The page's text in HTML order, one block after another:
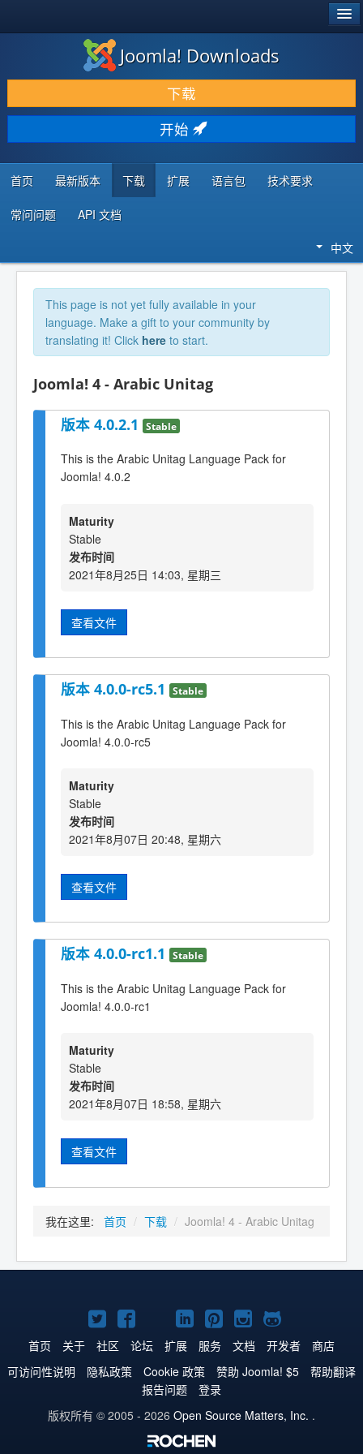
下载 & 扩展
发现 & 学习
社区 & 支持
开发者资源
Joomla! Downloads
下载
开始
首页 最新版本 下载 扩展 语言包 技术要求
常问问题 API 文档
中文
This page is not yet fully available in your
language. Make a gift to your community by
translating it! Click here to start.
Joomla! 4 - Arabic Unitag
版本 4.0.2.1 Stable
This is the Arabic Unitag Language Pack for
Joomla! 4.0.2
Maturity
Stable
发布时间
2021年8月25日 14:03, 星期三
查看文件
版本 4.0.0-rc5.1 Stable
This is the Arabic Unitag Language Pack for
Joomla! 4.0.0-rc5
Maturity
Stable
发布时间
2021年8月07日 20:48, 星期六
查看文件
版本 4.0.0-rc1.1 Stable
This is the Arabic Unitag Language Pack for
Joomla! 4.0.0-rc1
Maturity
Stable
发布时间
2021年8月07日 18:58, 星期六
查看文件
我在这里: 首页 / 下载 / Joomla! 4 - Arabic Unitag
Twitter
主
页
Facebook
主
页
YouTube
主
页
LinkedIn
主
页
Pinterest
主
页
Instagram
主
页
GitHub
主
页
首页 关于 社区 论坛 扩展 服务 文档 开发者
商店
可访问性说明
隐私政策 Cookie 政策 赞助 Joomla! $5
帮助翻译
报告问题
登录
版权所有 © 2005 - 2026 Open Source Matters, Inc. .